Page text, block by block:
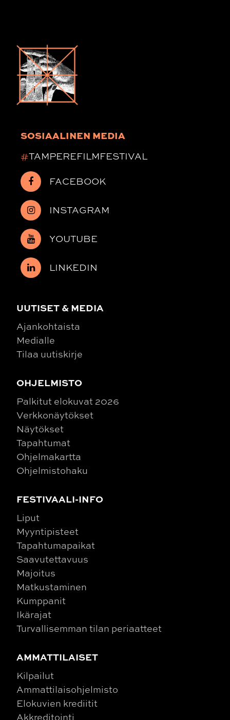
SOSIAALINEN MEDIA
#TAMPEREFILMFESTIVAL
FACEBOOK
INSTAGRAM
YOUTUBE
LINKEDIN
UUTISET & MEDIA
Ajankohtaista
Medialle
Tilaa uutiskirje
OHJELMISTO
Palkitut elokuvat 2026
Verkkonäytökset
Näytökset
Tapahtumat
Ohjelmakartta
Ohjelmistohaku
FESTIVAALI-INFO
Liput
Myyntipisteet
Tapahtumapaikat
Saavutettavuus
Majoitus
Matkustaminen
Kumppanit
Ikärajat
Turvallisemman tilan periaatteet
AMMATTILAISET
Kilpailut
Ammattilaisohjelmisto
Elokuvien krediitit
Akkreditointi